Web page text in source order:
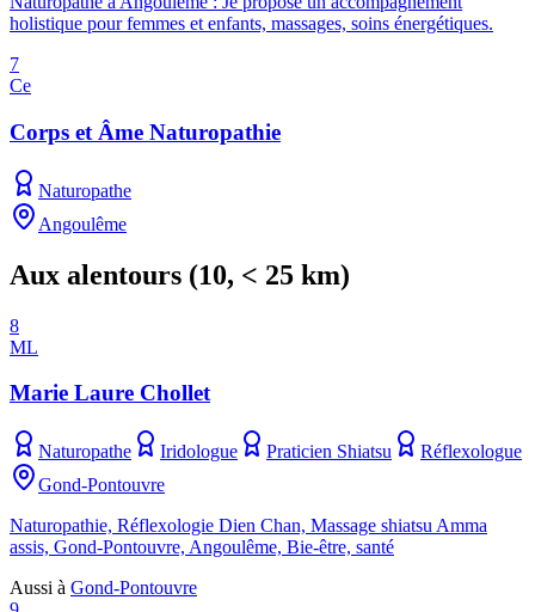
holistique pour femmes et enfants, massages, soins énergétiques.
7
Ce
Corps et Âme Naturopathie
Naturopathe
Angoulême
Aux alentours (10, < 25 km)
8
ML
Marie Laure Chollet
Naturopathe Iridologue Praticien Shiatsu
Réflexologue
Gond-Pontouvre
Naturopathie, Réflexologie Dien Chan, Massage shiatsu Amma
assis, Gond-Pontouvre, Angoulême, Bie-être, santé
Aussi à Gond-Pontouvre